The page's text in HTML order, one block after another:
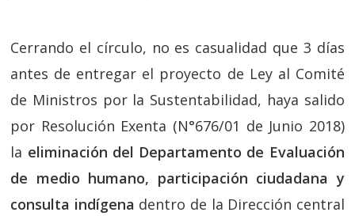
Cerrando el círculo, no es casualidad que 3 días
antes de entregar el proyecto de Ley al Comité
de Ministros por la Sustentabilidad, haya salido
por Resolución Exenta (N°676/01 de Junio 2018)
la eliminación del Departamento de Evaluación
de medio humano, participación ciudadana y
consulta indígena dentro de la Dirección central